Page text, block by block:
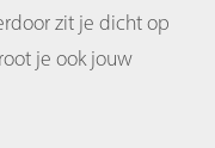
zit je dicht op
je ook jouw